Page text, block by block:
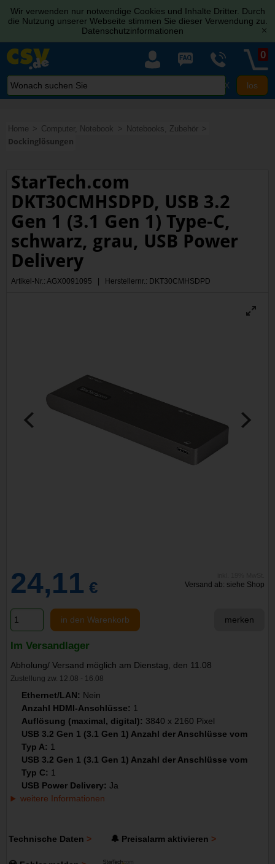
Wir verwenden nur notwendige Cookies und Inhalte Dritter. Durch
die Nutzung unserer Webseite stimmen Sie dieser Verwendung zu.
Datenschutzinformationen
[x]
X
0
Home Computer, Notebook
Notebooks, Zubehör
Dockinglösungen
StarTech.com
DKT30CMHSDPD, USB 3.2
Gen 1 (3.1 Gen 1) Type-C,
schwarz, grau, USB Power
Delivery
Artikel-Nr.: AGX0091095 | Herstellernr.: DKT30CMHSDPD
24,11 € Versand ab: siehe Shop
in den Warenkorb merken
Im Versandlager
Abholung/ Versand möglich am Dienstag, den 11.08
Zustellung zw. 12.08 - 16.08
Ethernet/LAN: Nein
Anzahl HDMI-Anschlüsse: 1
Auflösung (maximal, digital): 3840 x 2160 Pixel
USB 3.2 Gen 1 (3.1 Gen 1) Anzahl der Anschlüsse vom
Typ A: 1
USB 3.2 Gen 1 (3.1 Gen 1) Anzahl der Anschlüsse vom
Typ C: 1
USB Power Delivery: Ja
weitere Informationen
Technische Daten 🔔 Preisalarm aktivieren